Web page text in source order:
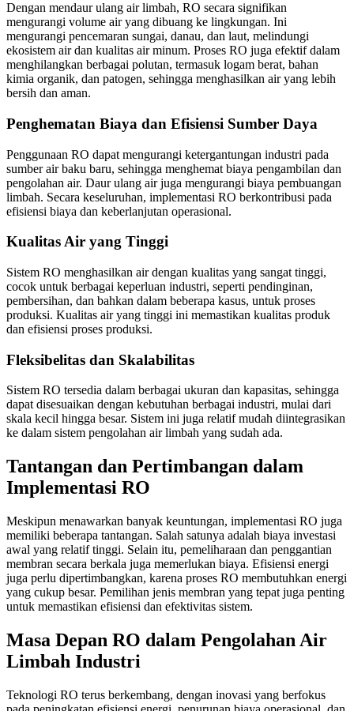
Dengan mendaur ulang air limbah, RO secara signifikan
mengurangi volume air yang dibuang ke lingkungan. Ini
mengurangi pencemaran sungai, danau, dan laut, melindungi
ekosistem air dan kualitas air minum. Proses RO juga efektif dalam
menghilangkan berbagai polutan, termasuk logam berat, bahan
kimia organik, dan patogen, sehingga menghasilkan air yang lebih
bersih dan aman.
Penghematan Biaya dan Efisiensi Sumber Daya
Penggunaan RO dapat mengurangi ketergantungan industri pada
sumber air baku baru, sehingga menghemat biaya pengambilan dan
pengolahan air. Daur ulang air juga mengurangi biaya pembuangan
limbah. Secara keseluruhan, implementasi RO berkontribusi pada
efisiensi biaya dan keberlanjutan operasional.
Kualitas Air yang Tinggi
Sistem RO menghasilkan air dengan kualitas yang sangat tinggi,
cocok untuk berbagai keperluan industri, seperti pendinginan,
pembersihan, dan bahkan dalam beberapa kasus, untuk proses
produksi. Kualitas air yang tinggi ini memastikan kualitas produk
dan efisiensi proses produksi.
Fleksibelitas dan Skalabilitas
Sistem RO tersedia dalam berbagai ukuran dan kapasitas, sehingga
dapat disesuaikan dengan kebutuhan berbagai industri, mulai dari
skala kecil hingga besar. Sistem ini juga relatif mudah diintegrasikan
ke dalam sistem pengolahan air limbah yang sudah ada.
Tantangan dan Pertimbangan dalam
Implementasi RO
Meskipun menawarkan banyak keuntungan, implementasi RO juga
memiliki beberapa tantangan. Salah satunya adalah biaya investasi
awal yang relatif tinggi. Selain itu, pemeliharaan dan penggantian
membran secara berkala juga memerlukan biaya. Efisiensi energi
juga perlu dipertimbangkan, karena proses RO membutuhkan energi
yang cukup besar. Pemilihan jenis membran yang tepat juga penting
untuk memastikan efisiensi dan efektivitas sistem.
Masa Depan RO dalam Pengolahan Air
Limbah Industri
Teknologi RO terus berkembang, dengan inovasi yang berfokus